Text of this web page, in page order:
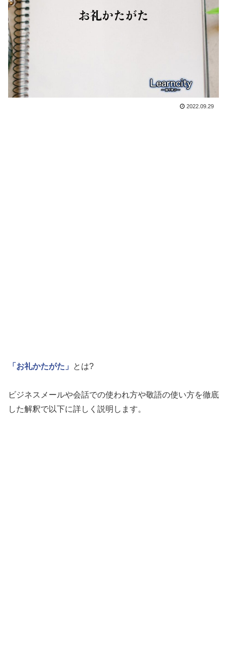
2022.09.29
「お礼かたがた」 とは?
ビジネスメールや会話での使われ方や敬語の使い方を徹底
した解釈で以下に詳しく説明します。